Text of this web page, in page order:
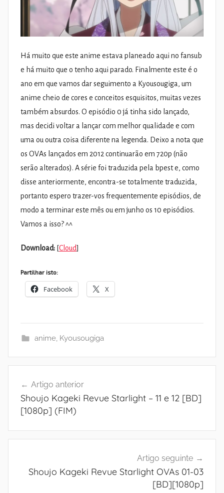
Há muito que este anime estava planeado aqui no fansub
e há muito que o tenho aqui parado. Finalmente este é o
ano em que vamos dar seguimento a Kyousougiga, um
anime cheio de cores e conceitos esquisitos, muitas vezes
também absurdos. O episódio 0 já tinha sido lançado,
mas decidi voltar a lançar com melhor qualidade e com
uma ou outra coisa diferente na legenda. Deixo a nota que
os OVAs lançados em 2012 continuarão em 720p (não
serão alterados). A série foi traduzida pela bpest e, como
disse anteriormente, encontra-se totalmente traduzida,
portanto espero trazer-vos frequentemente episódios, de
modo a terminar este mês ou em junho os 10 episódios.
Vamos a isso? ^^
Download: [Cloud]
Partilhar isto:
Facebook X
anime, Kyousougiga
de
artigos
Artigo anterior
Shoujo Kageki Revue Starlight – 11 e 12 [BD]
[1080p] (FIM)
Artigo seguinte
Shoujo Kageki Revue Starlight OVAs 01-03
[BD][1080p]